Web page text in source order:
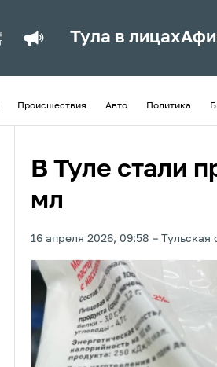
Тула в лицах
Происшествия Авто Политика
В Туле стали
мл
16 апреля 2026, 09:58 Тульская